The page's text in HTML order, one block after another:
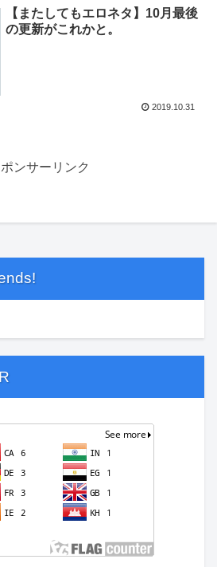
【またしてもエロネタ】10月最後
の更新がこれかと。
2019.10.31
ンサーリンク